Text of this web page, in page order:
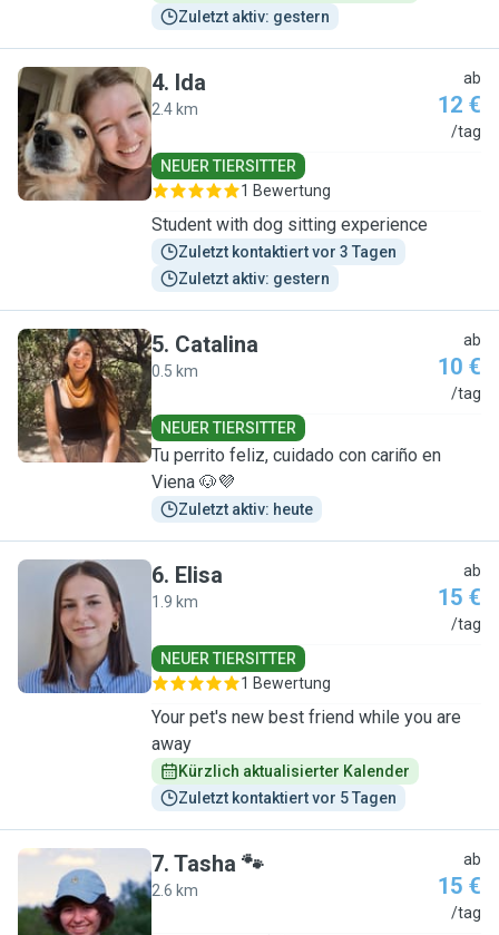
Zuletzt aktiv: gestern
I
4. Ida
2.4 km
ab
12 €
/tag
NEUER TIERSITTER
1 Bewertung
Student with dog sitting experience
Zuletzt kontaktiert vor 3 Tagen
Zuletzt aktiv: gestern
C
5. Catalina
0.5 km
ab
10 €
/tag
NEUER TIERSITTER
Tu perrito feliz, cuidado con cariño en
Viena 🐶💜
Zuletzt aktiv: heute
E
6. Elisa
1.9 km
ab
15 €
/tag
NEUER TIERSITTER
1 Bewertung
Your pet's new best friend while you are
away
Kürzlich aktualisierter Kalender
Zuletzt kontaktiert vor 5 Tagen
T
7. Tasha 🐾
2.6 km
ab
15 €
/tag